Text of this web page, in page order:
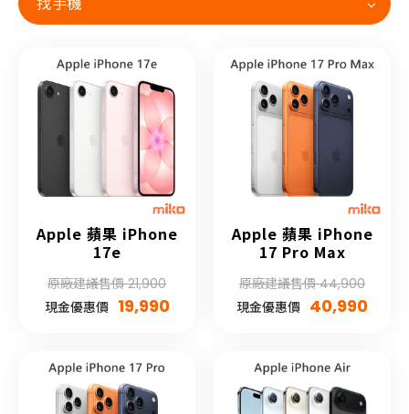
Apple 蘋果 iPhone
17e
原廠建議售價 21,900
現金優惠價 19,990
Apple 蘋果 iPhone
17 Pro Max
原廠建議售價 44,900
現金優惠價 40,990